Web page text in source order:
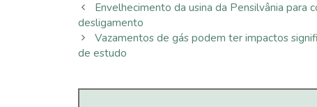
Envelhecimento da usina da Pensilvânia para
desligamento
Vazamentos de gás podem ter impactos
de estudo